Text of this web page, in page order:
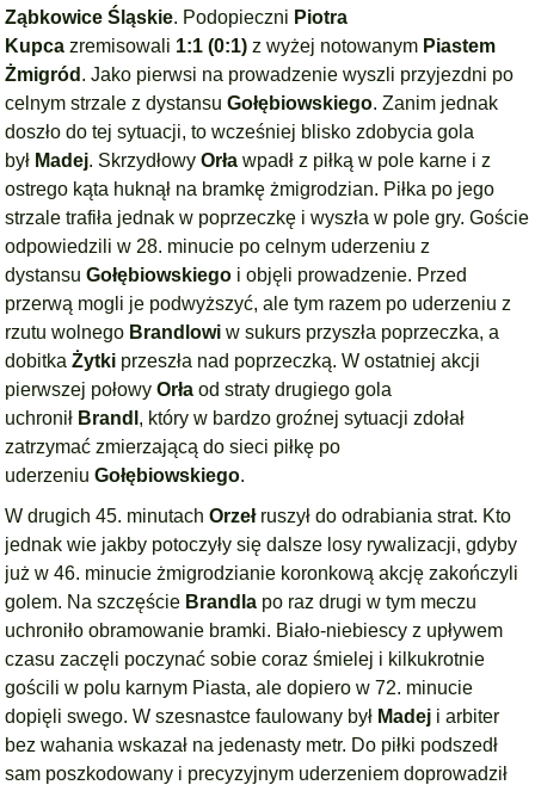
Ząbkowice Śląskie. Podopieczni Piotra
Kupca zremisowali 1:1 (0:1) z wyżej notowanym Piastem
Żmigród . Jako pierwsi na prowadzenie wyszli przyjezdni po
celnym strzale z dystansuGołębiowskiego. Zanim jednak
doszło do tej sytuacji, to wcześniej blisko zdobycia gola
był Madej. SkrzydłowyOrła wpadł z piłką w pole karne i z
ostrego kąta huknął na bramkę żmigrodzian. Piłka po jego
strzale trafiła jednak w poprzeczkę i wyszła w pole gry. Goście
odpowiedzili w 28. minucie po celnym uderzeniu z
dystansuGołębiowskiego i objęli prowadzenie. Przed
przerwą mogli je podwyższyć, ale tym razem po uderzeniu z
rzutu wolnego Brandlowi w sukurs przyszła poprzeczka, a
dobitkaŻytki przeszła nad poprzeczką. W ostatniej akcji
pierwszej połowyOrła od straty drugiego gola
uchronił Brandl , który w bardzo groźnej sytuacji zdołał
zatrzymać zmierzającą do sieci piłkę po
uderzeniuGołębiowskiego.
W drugich 45. minutachOrzełruszył do odrabiania strat. Kto
jednak wie jakby potoczyły się dalsze losy rywalizacji, gdyby
już w 46. minucie żmigrodzianie koronkową akcję zakończyli
golem. Na szczęście Brandla po raz drugi w tym meczu
uchroniło obramowanie bramki. Biało-niebiescy z upływem
czasu zaczęli poczynać sobie coraz śmielej i kilkukrotnie
gościli w polu karnym Piasta, ale dopiero w 72. minucie
dopięli swego. W szesnastce faulowany był Madej i arbiter
bez wahania wskazał na jedenasty metr. Do piłki podszedł
sam poszkodowany i precyzyjnym uderzeniem doprowadził